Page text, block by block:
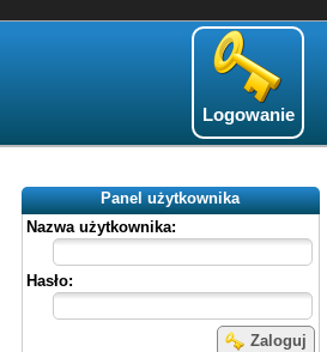
Logowanie
Panel użytkownika
Nazwa użytkownika:
Hasło:
Zaloguj